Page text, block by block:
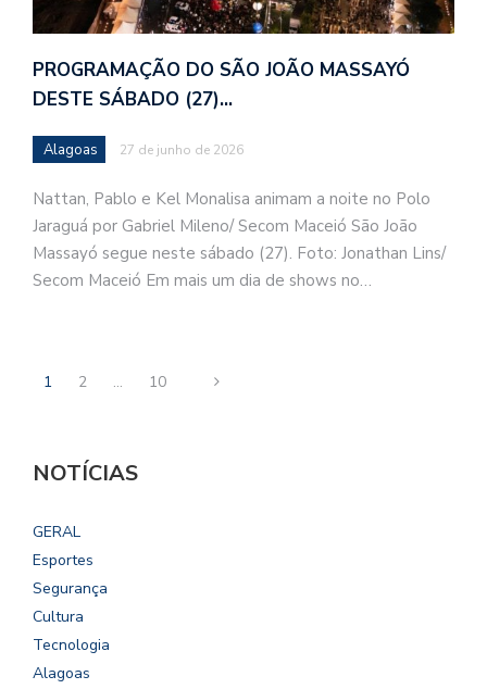
PROGRAMAÇÃO DO SÃO JOÃO MASSAYÓ
DESTE SÁBADO (27)…
Alagoas 27 de junho de 2026
Nattan, Pablo e Kel Monalisa animam a noite no Polo
Jaraguá por Gabriel Mileno/ Secom Maceió São João
Massayó segue neste sábado (27). Foto: Jonathan Lins/
Secom Maceió Em mais um dia de shows no…
1 2 … 10
NOTÍCIAS
GERAL
Esportes
Segurança
Cultura
Tecnologia
Alagoas